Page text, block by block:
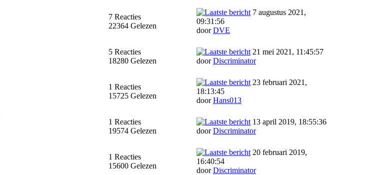
7 Reacties
22364 Gelezen
7 augustus 2021,
09:31:56
doorDVE
5 Reacties
18280 Gelezen
21 mei 2021, 11:45:57
doorDiscriminator
1 Reacties
15725 Gelezen
23 februari 2021,
18:13:45
doorHans013
1 Reacties
19574 Gelezen
13 april 2019, 18:55:36
doorDiscriminator
1 Reacties
15600 Gelezen
20 februari 2019,
16:40:54
doorDiscriminator